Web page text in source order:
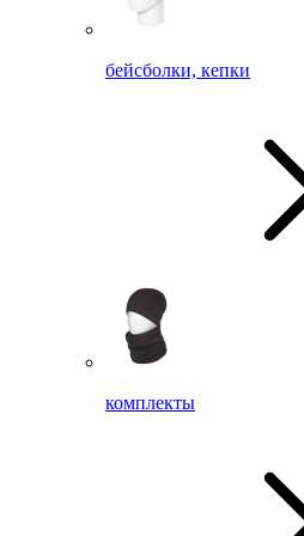
бейсболки, кепки
комплекты